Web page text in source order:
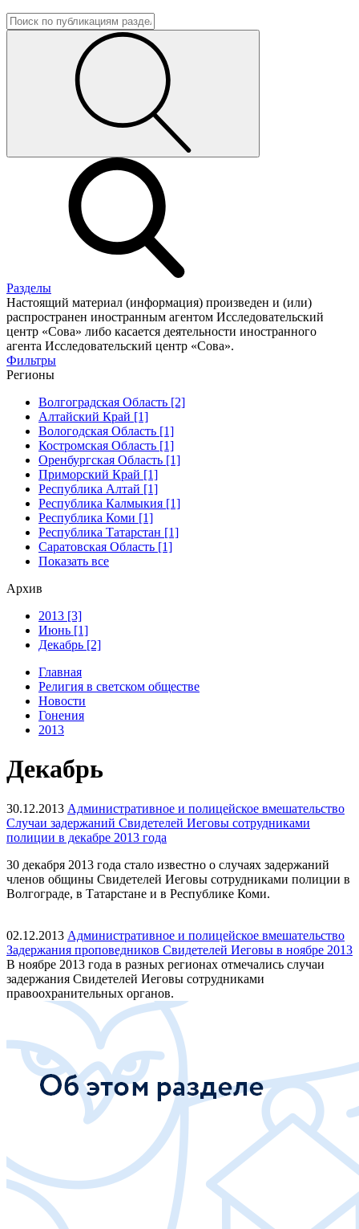
Разделы
Настоящий материал (информация) произведен и (или)
распространен иностранным агентом Исследовательский
центр «Сова» либо касается деятельности иностранного
агента Исследовательский центр «Сова».
Фильтры
Регионы
Волгоградская Область [2]
Алтайский Край [1]
Вологодская Область [1]
Костромская Область [1]
Оренбургская Область [1]
Приморский Край [1]
Республика Алтай [1]
Республика Калмыкия [1]
Республика Коми [1]
Республика Татарстан [1]
Саратовская Область [1]
Показать все
Архив
2013 [3]
Июнь [1]
Декабрь [2]
Главная
Религия в светском обществе
Новости
Гонения
2013
Декабрь
30.12.2013 Административное и полицейское вмешательство
Случаи задержаний Свидетелей Иеговы сотрудниками
полиции в декабре 2013 года
30 декабря 2013 года стало известно о случаях задержаний
членов общины Свидетелей Иеговы сотрудниками полиции в
Волгограде, в Татарстане и в Республике Коми.
02.12.2013 Административное и полицейское вмешательство
Задержания проповедников Свидетелей Иеговы в ноябре 2013
В ноябре 2013 года в разных регионах отмечались случаи
задержания Свидетелей Иеговы сотрудниками
правоохранительных органов.